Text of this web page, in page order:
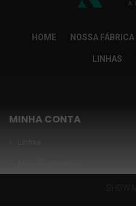
HOME NOSSA FÁBRICA
LINHAS
MINHA CONTA